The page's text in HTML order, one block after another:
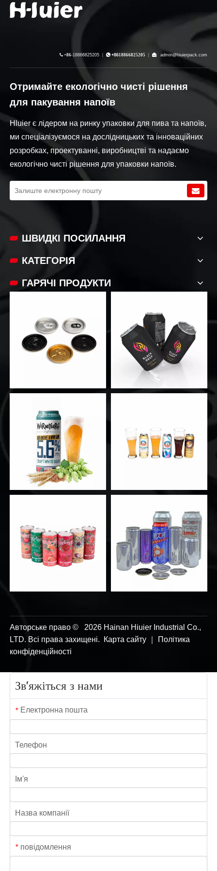
 +86-18866825205  +8618866825205  admin@hiuierpack.com
Отримайте екологічно чисті рішення
для пакування напоїв
Hluier є лідером на ринку упаковки для пива та напоїв,
ми спеціалізуємося на дослідницьких та інноваційних
розробках, проектуванні, виробництві та надаємо
екологічно чисті рішення для упаковки напоїв.
ШВИДКІ ПОСИЛАННЯ​​​​​​
КАТЕГОРІЯ
ГАРЯЧІ ПРОДУКТИ
Авторське право © 2026 Hainan Hiuier Industrial Co.,
LTD. Всі права захищені.
Карта сайту
Політика
конфіденційності
Зв'яжіться з нами
* Електронна пошта
Телефон
Ім'я
Назва компанії
* повідомлення